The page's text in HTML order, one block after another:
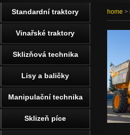
home >
Standardní traktory
Vinařské traktory
Sklizňová technika
Lisy a baličky
Manipulační technika
Sklizeň píce